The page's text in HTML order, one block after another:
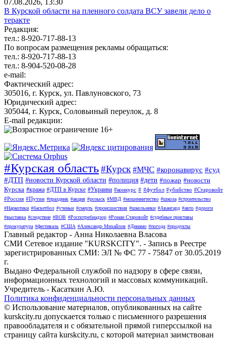
В Курской области на пленного солдата ВСУ завели дело о
теракте
Редакция:
тел.: 8-920-717-88-13
По вопросам размещения рекламы обращаться:
тел.: 8-920-717-88-13
тел.: 8-904-520-08-28
e-mail:
Фактический адрес:
305016, г. Курск, ул. Павлуновского, 73
Юридический адрес:
305044, г. Курск, Соловьиный переулок, д. 8
E-mail редакции:
#Курская область#Курск #МЧС #коронавирус #суд
#ДТП #новости Курской области #полиция #дети #пожар #новости
Курска #кража #ДТП в Курске #Украина #конкурс # #футбол #убийство #Старовойт
#Россия #Путин #праздник #акция #розыск #МВД #мошенничество #школа #строительство
#Наркотики #баскетбол #ученые #смерть #происшествия #школьники #Авангард #авто #дороги
#выставка #следствие #ВОВ #Роспотребнадзор #Роман Старовойт #судебные приставы
#прокуратура #фестиваль #США #Александр Михайлов #Динамо #погода #продукты
Главный редактор - Анна Николаевна Власова
СМИ Сетевое издание "KURSKCITY". - Запись в Реестре
зарегистрированных СМИ: ЭЛ № ФС 77 - 75847 от 30.05.2019
г.
Выдано Федеральной службой по надзору в сфере связи,
информационных технологий и массовых коммуникаций.
Учредитель - Касаткин А.Ю.
Политика конфиденциальности персональных данных
© Использование материалов, опубликованных на сайте
kurskcity.ru допускается только с письменного разрешения
правообладателя и с обязательной прямой гиперссылкой на
страницу сайта kurskcity.ru, с которой материал заимствован